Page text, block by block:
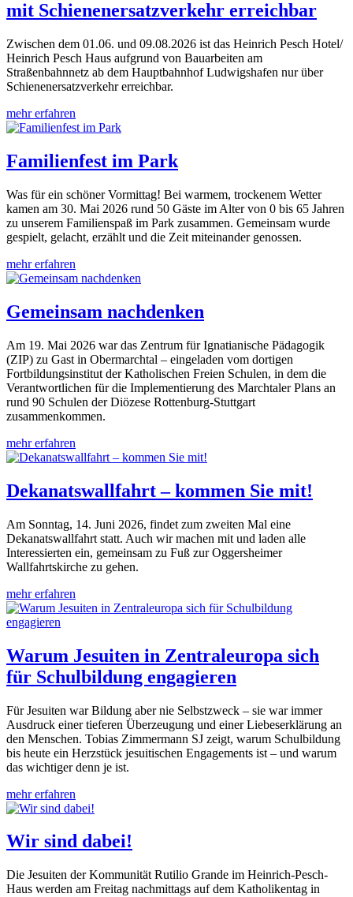
mit Schienenersatzverkehr erreichbar
Zwischen dem 01.06. und 09.08.2026 ist das Heinrich Pesch Hotel/
Heinrich Pesch Haus aufgrund von Bauarbeiten am
Straßenbahnnetz ab dem Hauptbahnhof Ludwigshafen nur über
Schienenersatzverkehr erreichbar.
mehr erfahren
Familienfest im Park
Was für ein schöner Vormittag! Bei warmem, trockenem Wetter
kamen am 30. Mai 2026 rund 50 Gäste im Alter von 0 bis 65 Jahren
zu unserem Familienspaß im Park zusammen. Gemeinsam wurde
gespielt, gelacht, erzählt und die Zeit miteinander genossen.
mehr erfahren
Gemeinsam nachdenken
Am 19. Mai 2026 war das Zentrum für Ignatianische Pädagogik
(ZIP) zu Gast in Obermarchtal – eingeladen vom dortigen
Fortbildungsinstitut der Katholischen Freien Schulen, in dem die
Verantwortlichen für die Implementierung des Marchtaler Plans an
rund 90 Schulen der Diözese Rottenburg-Stuttgart
zusammenkommen.
mehr erfahren
Dekanatswallfahrt – kommen Sie mit!
Am Sonntag, 14. Juni 2026, findet zum zweiten Mal eine
Dekanatswallfahrt statt. Auch wir machen mit und laden alle
Interessierten ein, gemeinsam zu Fuß zur Oggersheimer
Wallfahrtskirche zu gehen.
mehr erfahren
Warum Jesuiten in Zentraleuropa sich
für Schulbildung engagieren
Für Jesuiten war Bildung aber nie Selbstzweck – sie war immer
Ausdruck einer tieferen Überzeugung und einer Liebeserklärung an
den Menschen. Tobias Zimmermann SJ zeigt, warum Schulbildung
bis heute ein Herzstück jesuitischen Engagements ist – und warum
das wichtiger denn je ist.
mehr erfahren
Wir sind dabei!
Die Jesuiten der Kommunität Rutilio Grande im Heinrich-Pesch-
Haus werden am Freitag nachmittags auf dem Katholikentag in